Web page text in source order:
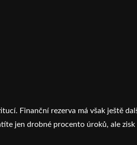
Finanční rezerva má však ještě
jen drobné procento úroků, ale zisk